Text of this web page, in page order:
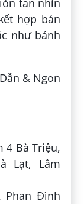
tan nhìn
hợp bán
như bánh
4 Bà Triệu,
Lạt, Lâm
Phan Đình